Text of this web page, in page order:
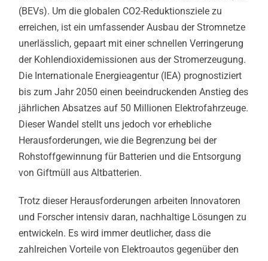
(BEVs). Um die globalen CO2-Reduktionsziele zu
erreichen, ist ein umfassender Ausbau der Stromnetze
unerlässlich, gepaart mit einer schnellen Verringerung
der Kohlendioxidemissionen aus der Stromerzeugung.
Die Internationale Energieagentur (IEA) prognostiziert
bis zum Jahr 2050 einen beeindruckenden Anstieg des
jährlichen Absatzes auf 50 Millionen Elektrofahrzeuge.
Dieser Wandel stellt uns jedoch vor erhebliche
Herausforderungen, wie die Begrenzung bei der
Rohstoffgewinnung für Batterien und die Entsorgung
von Giftmüll aus Altbatterien.
Trotz dieser Herausforderungen arbeiten Innovatoren
und Forscher intensiv daran, nachhaltige Lösungen zu
entwickeln. Es wird immer deutlicher, dass die
zahlreichen Vorteile von Elektroautos gegenüber den